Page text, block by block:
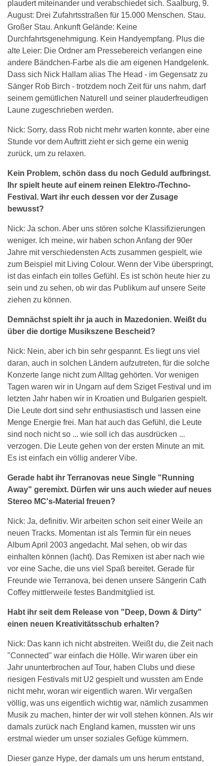
plaudert miteinander und verabschiedet sich. Saalburg, 9.
August: Drei Zufahrtsstraßen für 15.000 Menschen. Stau.
Großer Stau. Ankunft Gelände: Keine
Durchfahrtsgenehmigung. Kein Handyempfang. Plus die
alte Leier: Die Ordner am Pressebereich verlangen eine
andere Bändchen-Farbe als die am eigenen Handgelenk.
Dass sich Nick Hallam alias The Head - im Gegensatz zu
Sänger Rob Birch - trotzdem noch Zeit für uns nahm, darf
seinem gemütlichen Naturell und seiner plauderfreudigen
Laune zugeschrieben werden.
Nick: Sorry, dass Rob nicht mehr warten konnte, aber eine
Stunde vor dem Auftritt zieht er sich gerne ein wenig
zurück, um zu relaxen.
Kein Problem, schön dass du noch Geduld aufbringst.
Ihr spielt heute auf einem reinen Elektro-/Techno-
Festival. Wart ihr euch dessen vor der Zusage
bewusst?
Nick: Ja schon. Aber uns stören solche Klassifizierungen
weniger. Ich meine, wir haben schon Anfang der 90er
Jahre mit verschiedensten Acts zusammen gespielt, wie
zum Beispiel mit Living Colour. Wenn der Vibe überspringt,
ist das einfach ein tolles Gefühl. Es ist schön heute hier zu
sein und zu sehen, ob wir das Publikum auf unsere Seite
ziehen zu können.
Demnächst spielt ihr ja auch in Mazedonien. Weißt du
über die dortige Musikszene Bescheid?
Nick: Nein, aber ich bin sehr gespannt. Es liegt uns viel
daran, auch in solchen Ländern aufzutreten, für die solche
Konzerte lange nicht zum Alltag gehörten. Vor wenigen
Tagen waren wir in Ungarn auf dem Sziget Festival und im
letzten Jahr haben wir in Kroatien und Bulgarien gespielt.
Die Leute dort sind sehr enthusiastisch und lassen eine
Menge Energie frei. Man hat auch das Gefühl, die Leute
sind noch nicht so ... wie soll ich das ausdrücken ...
verzogen. Die Leute gehen von der ersten Minute an mit.
Es ist einfach ein völlig anderer Vibe.
Gerade habt ihr Terranovas neue Single "Running
Away" geremixt. Dürfen wir uns auch wieder auf neues
Stereo MC's-Material freuen?
Nick: Ja, definitiv. Wir arbeiten schon seit einer Weile an
neuen Tracks. Momentan ist als Termin für ein neues
Album April 2003 angedacht. Mal sehen, ob wir das
einhalten können (lacht). Das Remixen ist aber nach wie
vor eine Sache, die uns viel Spaß bereitet. Gerade für
Freunde wie Terranova, bei denen unsere Sängerin Cath
Coffey mittlerweile festes Bandmitglied ist.
Habt ihr seit dem Release von "Deep, Down & Dirty"
einen neuen Kreativitätsschub erhalten?
Nick: Das kann ich nicht abstreiten. Weißt du, die Zeit nach
"Connected" war einfach die Hölle. Wir waren über ein
Jahr ununterbrochen auf Tour, haben Clubs und diese
riesigen Festivals mit U2 gespielt und wussten am Ende
nicht mehr, woran wir eigentlich waren. Wir vergaßen
völlig, was uns eigentlich wichtig war, nämlich zusammen
Musik zu machen, hinter der wir voll stehen können. Als wir
damals zurück nach England kamen, mussten wir uns
erstmal wieder um unser soziales Gefüge kümmern.
Dieser ganze Hype, der damals um uns herum entstand,